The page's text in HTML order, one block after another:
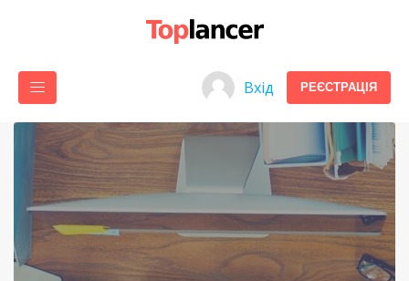
Вхід РЕЄСТРАЦІЯ